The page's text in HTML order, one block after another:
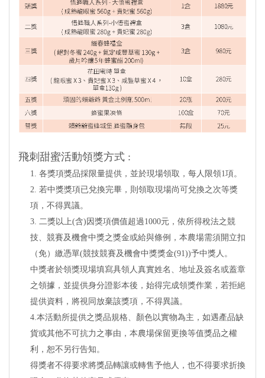
飛刺甜蜜活動領獎方式 :
1. 各獎項獎品採限量提供，並於現場領取，每人限領1項。
2. 若中獎獎項已兌換完畢，則領取現場尚可兌換之次等獎
項，不得異議。
3. 二獎以上(含)因獎項價值超過1000元，依所得稅法之競
技、競賽及機會中獎之獎金或給與條例，本農場需須開立扣
（免）繳憑單(競技競賽及機會中獎獎金(91))予中獎人。
中獎者於領獎現場填寫具領人真實姓名、地址及簽名或蓋章
之領據，並提供身分證影本後，始得完成領獎作業，若拒絕
提供資料，將視同放棄該獎項，不得異議。
4.本活動所提供之獎品規格、顏色以實物為主，如遇產品缺
貨或其他不可抗力之事由，本農場保留更換等值獎品之權
利，恕不另行告知。
得獎者不得要求將獎品轉讓或轉售予他人，也不得要求折換